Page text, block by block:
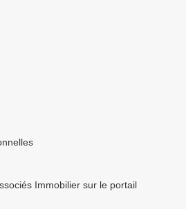
Immobilier sur le portail